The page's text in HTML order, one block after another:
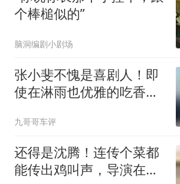
个棒槌似的”
脑洞编剧小剧场
张小斐不愧是喜剧人！即
使在淋雨也优雅的吃香
九哥哥车评
还得是沈腾！连传个菜都
能传出鸡叫声，导演在监